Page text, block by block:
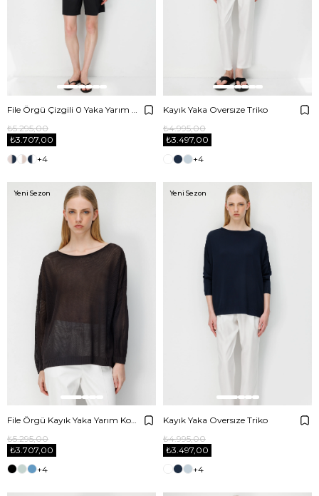
File Örgü Çizgili 0 Yaka Yarım Kol Triko
₺3.707,00
₺5.295,00
+4
Kayık Yaka Oversıze Triko
₺3.497,00
₺4.995,00
+4
₺3.707,00
₺5.295,00
+4
Yeni Sezon
Kayık Yaka Oversıze Triko
₺3.497,00
₺4.995,00
+4
Yeni Sezon